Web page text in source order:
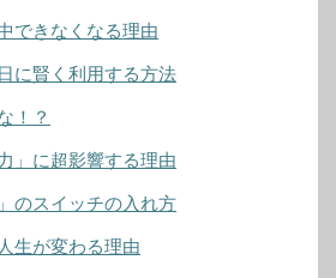
できなくなる理由
に賢く利用する方法
！？
」に超影響する理由
のスイッチの入れ方
生が変わる理由